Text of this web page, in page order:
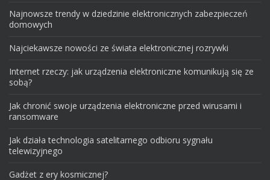
Najnowsze trendy w dziedzinie elektronicznych zabezpieczeń
domowych
Najciekawsze nowości ze świata elektronicznej rozrywki
Internet rzeczy: jak urządzenia elektroniczne komunikują się ze
sobą?
Jak chronić swoje urządzenia elektroniczne przed wirusami i
ransomware
Jak działa technologia satelitarnego odbioru sygnału
telewizyjnego
Gadżet z ery kosmicznej?